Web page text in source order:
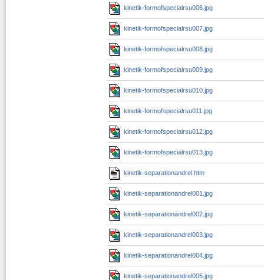
kinetik-formofspecialrsu006.jpg
kinetik-formofspecialrsu007.jpg
kinetik-formofspecialrsu008.jpg
kinetik-formofspecialrsu009.jpg
kinetik-formofspecialrsu010.jpg
kinetik-formofspecialrsu011.jpg
kinetik-formofspecialrsu012.jpg
kinetik-formofspecialrsu013.jpg
kinetik-separationandrel.htm
kinetik-separationandrel001.jpg
kinetik-separationandrel002.jpg
kinetik-separationandrel003.jpg
kinetik-separationandrel004.jpg
kinetik-separationandrel005.jpg